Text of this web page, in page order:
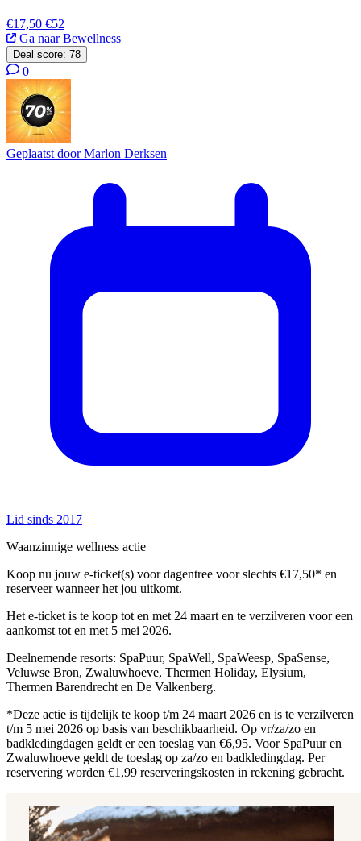
€17,50 €52
Ga naar Bewellness
Deal score: 78
0
Geplaatst doorMarlon Derksen
Lid sinds 2017
Waanzinnige wellness actie
Koop nu jouw e-ticket(s) voor dagentree voor slechts €17,50* en
reserveer wanneer het jou uitkomt.
Het e-ticket is te koop tot en met 24 maart en te verzilveren voor een
aankomst tot en met 5 mei 2026.
Deelnemende resorts: SpaPuur, SpaWell, SpaWeesp, SpaSense,
Veluwse Bron, Zwaluwhoeve, Thermen Holiday, Elysium,
Thermen Barendrecht en De Valkenberg.
*Deze actie is tijdelijk te koop t/m 24 maart 2026 en is te verzilveren
t/m 5 mei 2026 op basis van beschikbaarheid. Op vr/za/zo en
badkledingdagen geldt er een toeslag van €6,95. Voor SpaPuur en
Zwaluwhoeve geldt de toeslag op za/zo en badkledingdag. Per
reservering worden €1,99 reserveringskosten in rekening gebracht.